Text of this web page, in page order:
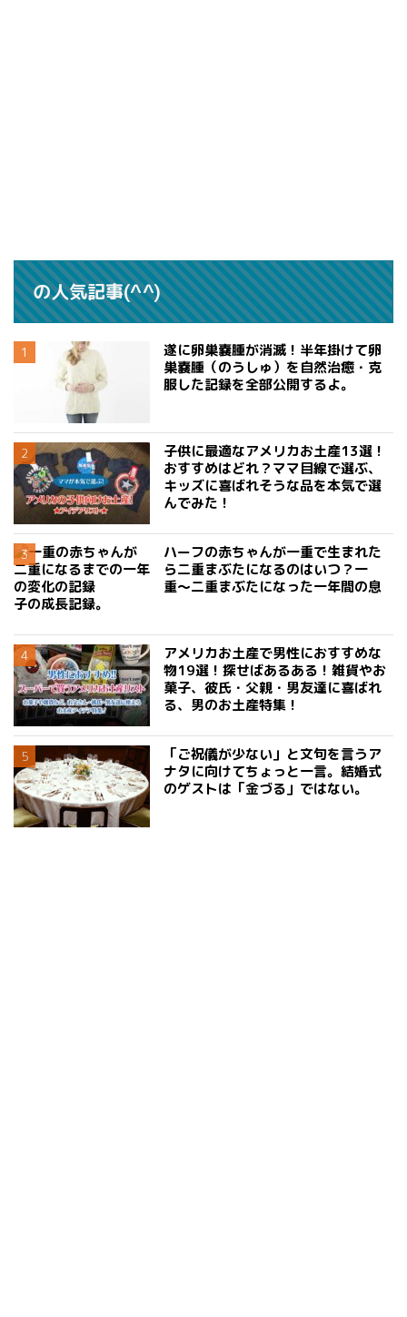
の人気記事(^^)
遂に卵巣嚢腫が消滅！半年掛けて卵
巣嚢腫（のうしゅ）を自然治癒・克
服した記録を全部公開するよ。
子供に最適なアメリカお土産13選！
おすすめはどれ？ママ目線で選ぶ、
キッズに喜ばれそうな品を本気で選
んでみた！
ハーフの赤ちゃんが一重で生まれた
ら二重まぶたになるのはいつ？一
重〜二重まぶたになった一年間の息
子の成長記録。
アメリカお土産で男性におすすめな
物19選！探せばあるある！雑貨やお
菓子、彼氏・父親・男友達に喜ばれ
る、男のお土産特集！
「ご祝儀が少ない」と文句を言うア
ナタに向けてちょっと一言。結婚式
のゲストは「金づる」ではない。